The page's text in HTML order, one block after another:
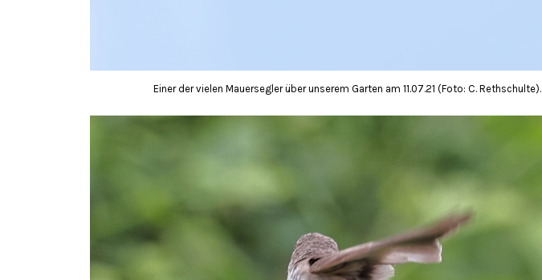
Einer der vielen Mauersegler über unserem Garten am 11.07.21 (Foto: C. Rethschulte).